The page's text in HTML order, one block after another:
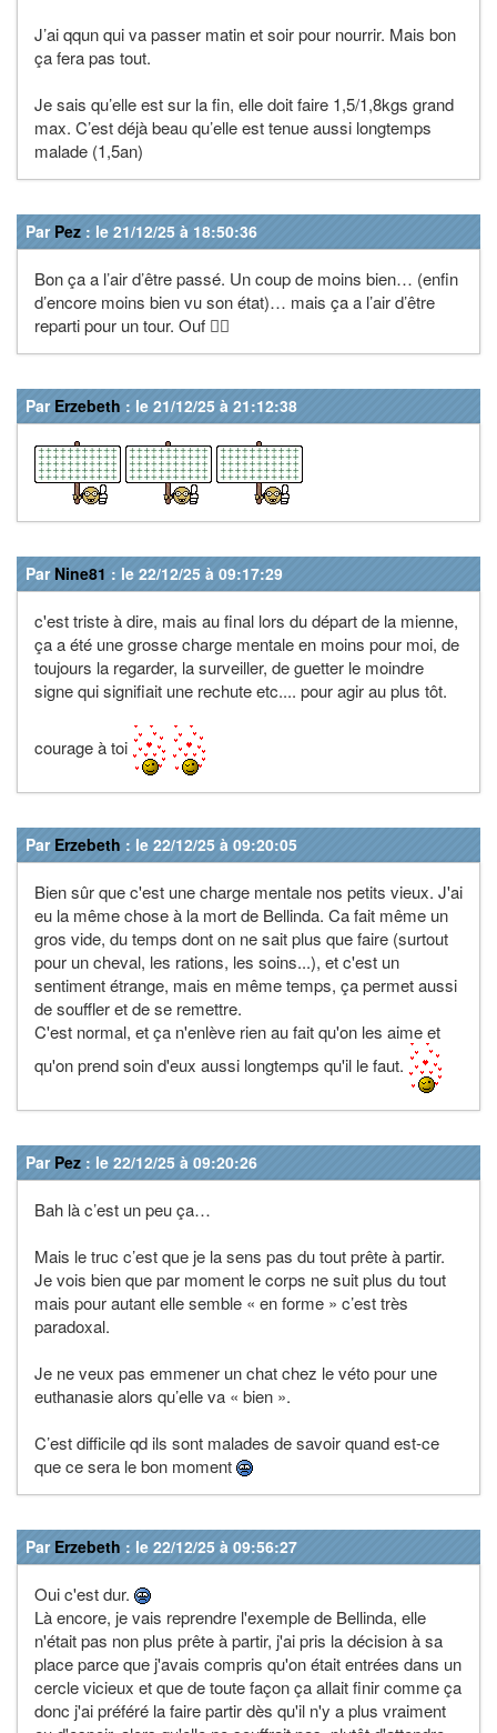
J’ai qqun qui va passer matin et soir pour nourrir. Mais bon
ça fera pas tout.
Je sais qu’elle est sur la fin, elle doit faire 1,5/1,8kgs grand
max. C’est déjà beau qu’elle est tenue aussi longtemps
malade (1,5an)
Par Pez : le 21/12/25 à 18:50:36
Bon ça a l’air d’être passé. Un coup de moins bien… (enfin
d’encore moins bien vu son état)… mais ça a l’air d’être
reparti pour un tour. Ouf 😮‍💨
Par Erzebeth : le 21/12/25 à 21:12:38
Par Nine81 : le 22/12/25 à 09:17:29
c'est triste à dire, mais au final lors du départ de la mienne,
ça a été une grosse charge mentale en moins pour moi, de
toujours la regarder, la surveiller, de guetter le moindre
signe qui signifiait une rechute etc.... pour agir au plus tôt.
courage à toi
Par Erzebeth : le 22/12/25 à 09:20:05
Bien sûr que c'est une charge mentale nos petits vieux. J'ai
eu la même chose à la mort de Bellinda. Ca fait même un
gros vide, du temps dont on ne sait plus que faire (surtout
pour un cheval, les rations, les soins...), et c'est un
sentiment étrange, mais en même temps, ça permet aussi
de souffler et de se remettre.
C'est normal, et ça n'enlève rien au fait qu'on les aime et
qu'on prend soin d'eux aussi longtemps qu'il le faut.
Par Pez : le 22/12/25 à 09:20:26
Bah là c’est un peu ça…
Mais le truc c’est que je la sens pas du tout prête à partir.
Je vois bien que par moment le corps ne suit plus du tout
mais pour autant elle semble « en forme » c’est très
paradoxal.
Je ne veux pas emmener un chat chez le véto pour une
euthanasie alors qu’elle va « bien ».
C’est difficile qd ils sont malades de savoir quand est-ce
que ce sera le bon moment
Par Erzebeth : le 22/12/25 à 09:56:27
Oui c'est dur.
Là encore, je vais reprendre l'exemple de Bellinda, elle
n'était pas non plus prête à partir, j'ai pris la décision à sa
place parce que j'avais compris qu'on était entrées dans un
cercle vicieux et que de toute façon ça allait finir comme ça
donc j'ai préféré la faire partir dès qu'il n'y a plus vraiment